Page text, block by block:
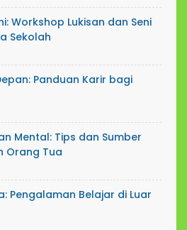
Workshop Lukisan dan Seni
Sekolah
Panduan Karir bagi
Mental: Tips dan Sumber
Orang Tua
Pengalaman Belajar di Luar